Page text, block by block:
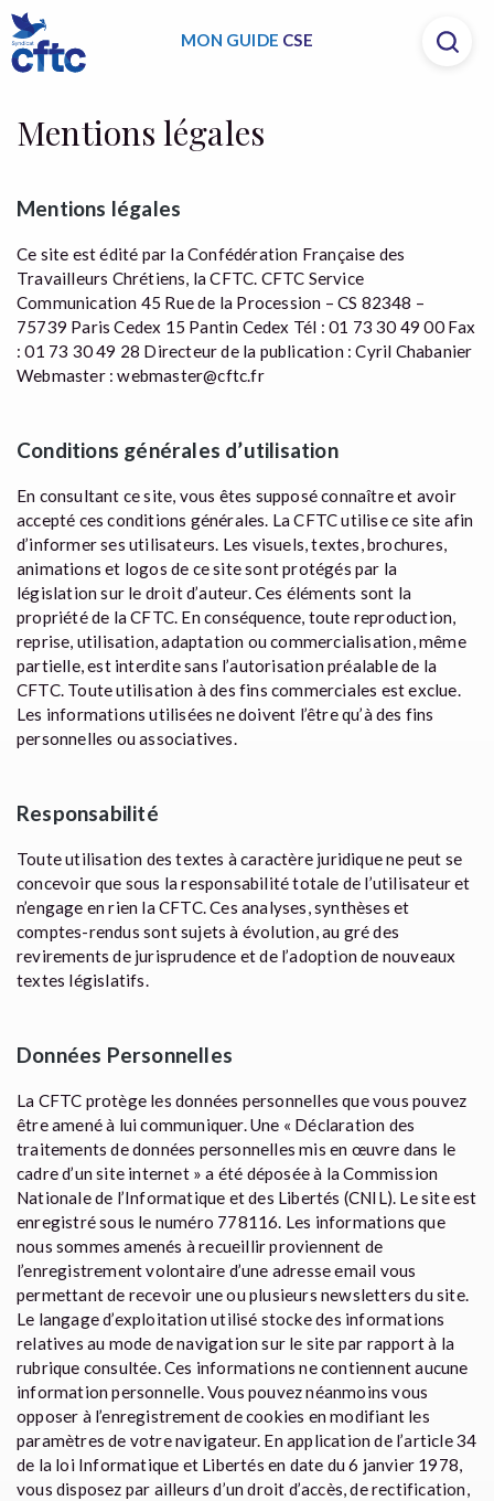
MON GUIDE CSE
Mentions légales
Mentions légales
Ce site est édité par la Confédération Française des
Travailleurs Chrétiens, la CFTC. CFTC Service
Communication 45 Rue de la Procession – CS 82348 –
75739 Paris Cedex 15 Pantin Cedex Tél : 01 73 30 49 00 Fax
: 01 73 30 49 28 Directeur de la publication : Cyril Chabanier
Webmaster : webmaster@cftc.fr
Conditions générales d’utilisation
En consultant ce site, vous êtes supposé connaître et avoir
accepté ces conditions générales. La CFTC utilise ce site afin
d’informer ses utilisateurs. Les visuels, textes, brochures,
animations et logos de ce site sont protégés par la
législation sur le droit d’auteur. Ces éléments sont la
propriété de la CFTC. En conséquence, toute reproduction,
reprise, utilisation, adaptation ou commercialisation, même
partielle, est interdite sans l’autorisation préalable de la
CFTC. Toute utilisation à des fins commerciales est exclue.
Les informations utilisées ne doivent l’être qu’à des fins
personnelles ou associatives.
Responsabilité
Toute utilisation des textes à caractère juridique ne peut se
concevoir que sous la responsabilité totale de l’utilisateur et
n’engage en rien la CFTC. Ces analyses, synthèses et
comptes-rendus sont sujets à évolution, au gré des
revirements de jurisprudence et de l’adoption de nouveaux
textes législatifs.
Données Personnelles
La CFTC protège les données personnelles que vous pouvez
être amené à lui communiquer. Une « Déclaration des
traitements de données personnelles mis en œuvre dans le
cadre d’un site internet » a été déposée à la Commission
Nationale de l’Informatique et des Libertés (CNIL). Le site est
enregistré sous le numéro 778116. Les informations que
nous sommes amenés à recueillir proviennent de
l’enregistrement volontaire d’une adresse email vous
permettant de recevoir une ou plusieurs newsletters du site.
Le langage d’exploitation utilisé stocke des informations
relatives au mode de navigation sur le site par rapport à la
rubrique consultée. Ces informations ne contiennent aucune
information personnelle. Vous pouvez néanmoins vous
opposer à l’enregistrement de cookies en modifiant les
paramètres de votre navigateur. En application de l’article 34
de la loi Informatique et Libertés en date du 6 janvier 1978,
vous disposez par ailleurs d’un droit d’accès, de rectification,